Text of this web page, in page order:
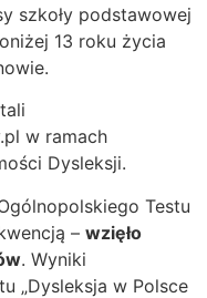
nowym
oknie)
szkoły podstawowej
13 roku życia
w ramach
Dysleksji.
Testu
– wzięło
. Wyniki
„Dysleksja w Polsce